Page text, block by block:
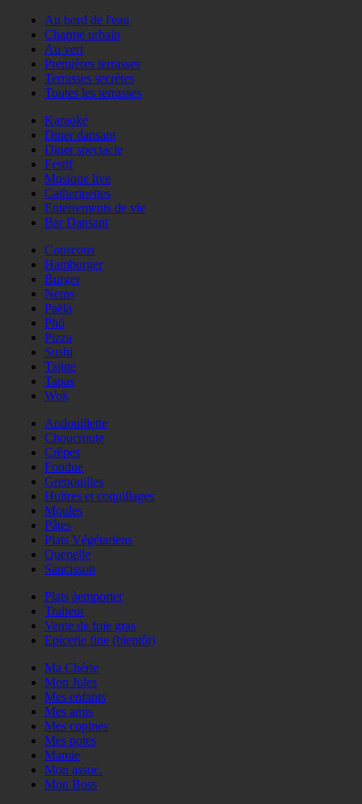
Au bord de l'eau
Charme urbain
Au vert
Premières terrasses
Terrasses secrètes
Toutes les terrasses
Karaoké
Diner dansant
Diner spectacle
Festif
Musique live
Catherinettes
Enterrements de vie
Bar Dansant
Couscous
Hamburger
Burger
Nems
Paëla
Phö
Pizza
Sushi
Tajine
Tapas
Wok
Andouillette
Choucroute
Crêpes
Fondue
Grenouilles
Huitres et coquillages
Moules
Pâtes
Plats Végétariens
Quenelle
Saucisson
Plats àemporter
Traiteur
Vente de foie gras
Epicerie fine (bientôt)
Ma Chérie
Mon Jules
Mes enfants
Mes amis
Mes copines
Mes potes
Mamie
Mon assoc.
Mon Boss